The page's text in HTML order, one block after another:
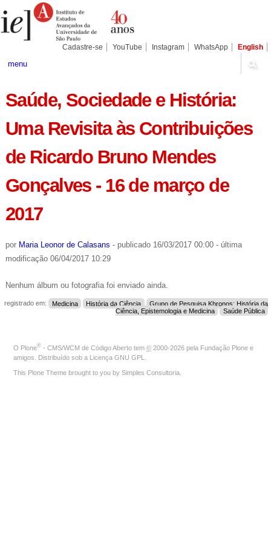
para
conteúdo.
Pessoais
Cadastre-se YouTube Instagram WhatsApp English
menu
Saúde, Sociedade e História:
Uma Revisita às Contribuições
de Ricardo Bruno Mendes
Gonçalves - 16 de março de
2017
por Maria Leonor de Calasans - publicado16/03/2017 00:00 - última
modificação06/04/2017 10:29
Nenhum álbum ou fotografia foi enviado ainda.
registrado em: Medicina História da Ciência
Grupo de Pesquisa Khronos: História da
Ciência, Epistemologia e Medicina
Saúde Pública
O Plone® - CMS/WCM de Código Aberto tem © 2000-2026 pela Fundação Plone e
amigos. Distribuído sob a Licença GNU GPL
This Plone Theme brought to you by Simples Consultoria